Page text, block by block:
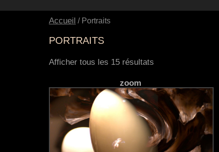
Accueil / Portraits
PORTRAITS
Afficher tous les 15 résultats
zoom